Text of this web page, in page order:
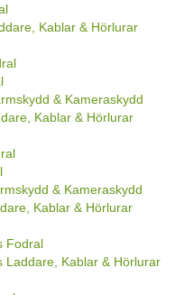
Kablar & Hörlurar
& Kameraskydd
Kablar & Hörlurar
& Kameraskydd
Kablar & Hörlurar
Fodral
Laddare, Kablar & Hörlurar